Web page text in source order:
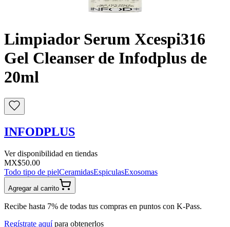
Limpiador Serum Xcespi316
Gel Cleanser de Infodplus de
20ml
INFODPLUS
Ver disponibilidad en tiendas
MX$50.00
Todo tipo de pielCeramidasEspiculasExosomas
Agregar al carrito
Recibe hasta 7% de todas tus compras en puntos con K-Pass.
Regístrate aquí para obtenerlos